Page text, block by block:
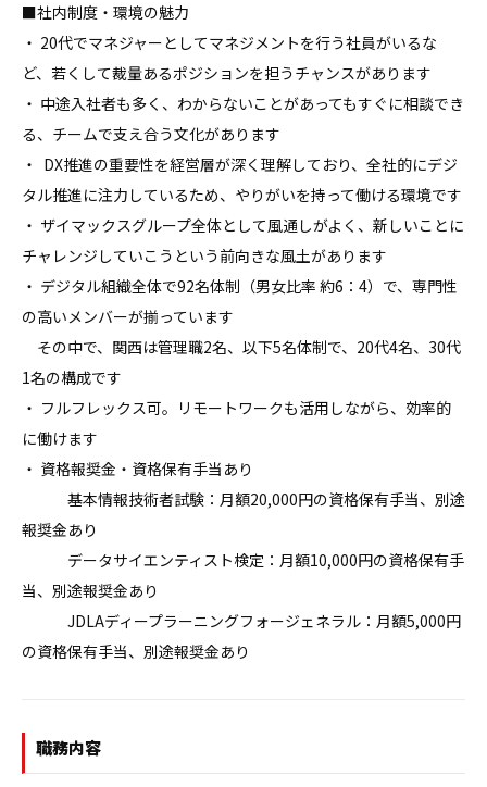
■社内制度・環境の魅力
・ 20代でマネジャーとしてマネジメントを行う社員がいるな
ど、若くして裁量あるポジションを担うチャンスがあります
・ 中途入社者も多く、わからないことがあってもすぐに相談でき
る、チームで支え合う文化があります
・  DX推進の重要性を経営層が深く理解しており、全社的にデジ
タル推進に注力しているため、やりがいを持って働ける環境です
・ ザイマックスグループ全体として風通しがよく、新しいことに
チャレンジしていこうという前向きな風土があります
・ デジタル組織全体で92名体制（男女比率 約6：4）で、専門性
の高いメンバーが揃っています
その中で、関西は管理職2名、以下5名体制で、20代4名、30代
1名の構成です
・ フルフレックス可。リモートワークも活用しながら、効率的
に働けます
・ 資格報奨金・資格保有手当あり
基本情報技術者試験：月額20,000円の資格保有手当、別途
報奨金あり
データサイエンティスト検定：月額10,000円の資格保有手
当、別途報奨金あり
JDLAディープラーニングフォージェネラル：月額5,000円
の資格保有手当、別途報奨金あり
職務内容